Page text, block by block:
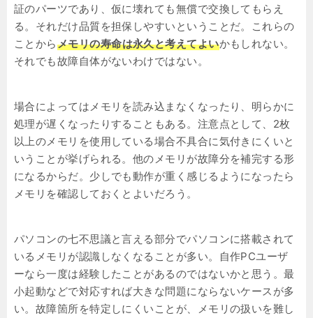
証のパーツであり、仮に壊れても無償で交換してもらえ
る。それだけ品質を担保しやすいということだ。これらの
ことからメモリの寿命は永久と考えてよいかもしれない。
それでも故障自体がないわけではない。
場合によってはメモリを読み込まなくなったり、明らかに
処理が遅くなったりすることもある。注意点として、2枚
以上のメモリを使用している場合不具合に気付きにくいと
いうことが挙げられる。他のメモリが故障分を補完する形
になるからだ。少しでも動作が重く感じるようになったら
メモリを確認しておくとよいだろう。
パソコンの七不思議と言える部分でパソコンに搭載されて
いるメモリが認識しなくなることが多い。自作PCユーザ
ーなら一度は経験したことがあるのではないかと思う。最
小起動などで対応すれば大きな問題にならないケースが多
い。故障箇所を特定しにくいことが、メモリの扱いを難し